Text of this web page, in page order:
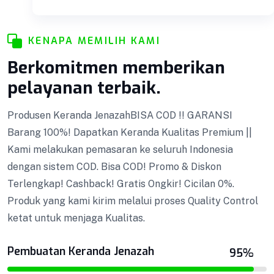
Podium Minimalis
Podium Minimalis BISA COD !! GARANSI Barang
Kami melakukan pemasaran ke seluruh Indonesia
dengan sistem COD. Bisa COD! Promo & Diskon
Pemandian Jenazah
Tenda Pemandian
Podium Minimalis
KENAPA MEMILIH KAMI
Berkomitmen memberikan
pelayanan terbaik.
Produsen Keranda JenazahBISA COD !! GARANSI
Barang 100%! Dapatkan Keranda Kualitas Premium ||
Kami melakukan pemasaran ke seluruh Indonesia
dengan sistem COD. Bisa COD! Promo & Diskon
Terlengkap! Cashback! Gratis Ongkir! Cicilan 0%.
Produk yang kami kirim melalui proses Quality Control
ketat untuk menjaga Kualitas.
Pembuatan Keranda Jenazah 95%